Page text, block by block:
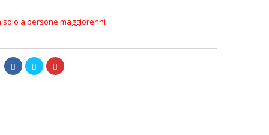
solo a persone maggiorenni